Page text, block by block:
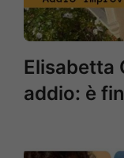
Elisabetta
addio: è